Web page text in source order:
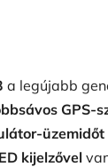
a legújabb
GPS-
üzemidőt
kijelzővel